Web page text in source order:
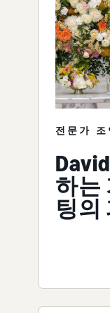
전문가 조
하는
팅의